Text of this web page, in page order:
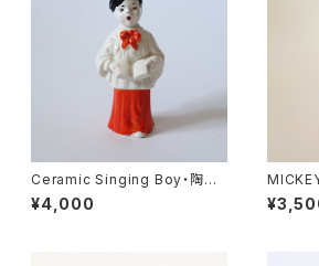
Ceramic Singing Boy・陶器
の聖歌隊の少年 U.S.A
¥4,000
n figure
リング